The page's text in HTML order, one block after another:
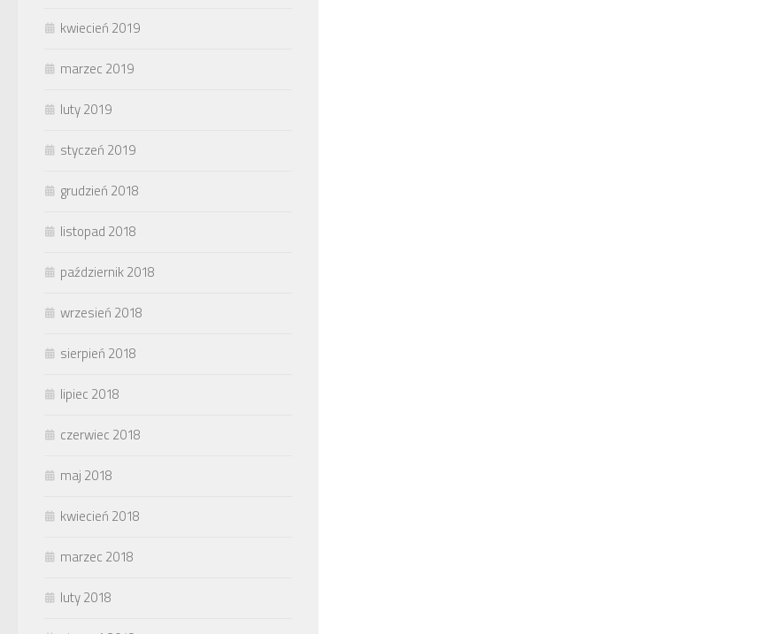
kwiecień 2019
marzec 2019
luty 2019
styczeń 2019
grudzień 2018
listopad 2018
październik 2018
wrzesień 2018
sierpień 2018
lipiec 2018
czerwiec 2018
maj 2018
kwiecień 2018
marzec 2018
luty 2018